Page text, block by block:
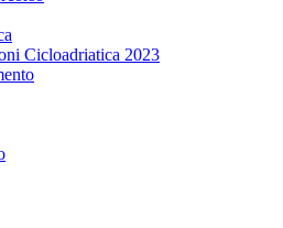
Cicloadriatica 2023